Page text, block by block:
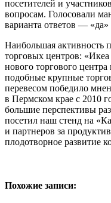
посетителей и
вопросам. Голосовали
варианта ответов — «да»
Наибольшая активность
торговых центров:
нового торгового
подобные крупные
перевесом победило
в Пермском крае с 2010
большие перспективы
посетил наш стенд на
и партнеров за
плодотворное развитие
Похожие записи: